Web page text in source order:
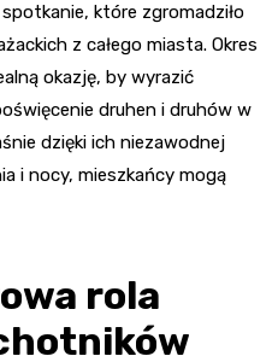
które zgromadziło
z całego miasta. Okres
okazję, by wyrazić
druhen i druhów w
dzięki ich niezawodnej
i nocy, mieszkańcy mogą
rola